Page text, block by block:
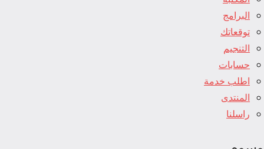
البرامج
توقعاتك
التنجيم
حسابات
اطلب خدمة
المنتدى
راسلنا